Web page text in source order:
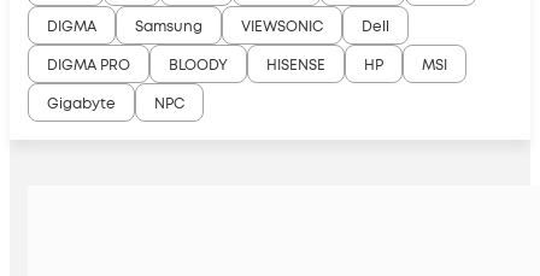
DIGMA
Samsung VIEWSONIC
Dell
DIGMA PRO
BLOODY HISENSE HP
MSI
Gigabyte
NPC